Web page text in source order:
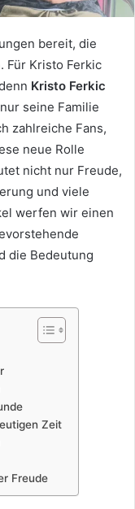
bereit, die
Für Kristo Ferkic
Kristo Ferkic
seine Familie
zahlreiche Fans,
neue Rolle
nicht nur Freude,
und viele
werfen wir einen
die Bedeutung
Zeit
Freude